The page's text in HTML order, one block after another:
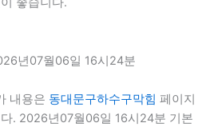
년07월06일 16시24분
내용은 동대문구하수구막힘 페이지
. 2026년07월06일 16시24분 기본